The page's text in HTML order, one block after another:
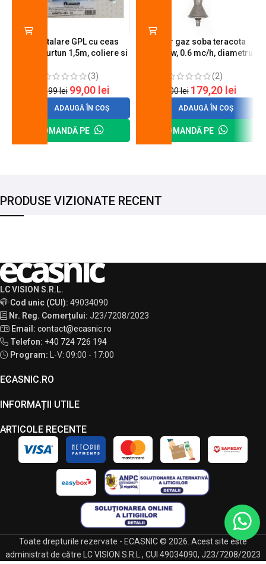
Kit instalare GPL cu ceas
butelie, furtun 1,5m, coliere si
(3)
120,99lei 99,00 lei
ADAUGĂ ÎN COȘ
COMANDĂ PE
Arzator gaz soba teracota
A600, 6 kw, 0.6 mc/h, diametru
(2)
200,00lei 179,20 lei
ADAUGĂ ÎN COȘ
COMANDĂ PE
PRODUSE VIZIONATE RECENT
LC VISION S.R.L.
Cod unic (CUI): 49034090
Nr. Reg. Comerțului: J23/7208/2023
Email: contact@ecasnic.ro
Telefon: +40 724 726 194
Program: L-V: 09:00 - 17:00
ECASNIC.RO
INFORMAȚII UTILE
ARTICOLE RECENTE
Toate drepturile rezervate - ECASNIC © 2026. Acest site este
administrat de către LC VISION S.R.L., CUI 49034090, J23/7208/2023